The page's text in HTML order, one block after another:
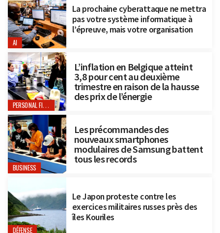
AI
La prochaine cyberattaque ne mettra
pas votre système informatique à
l’épreuve, mais votre organisation
PERSONAL FINANCE
L’inflation en Belgique atteint
3,8 pour cent au deuxième
trimestre en raison de la hausse
des prix de l’énergie
BUSINESS
Les précommandes des
nouveaux smartphones
modulaires de Samsung battent
tous les records
DÉFENSE
Le Japon proteste contre les
exercices militaires russes près des
îles Kouriles